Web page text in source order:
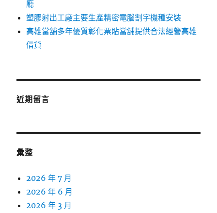
廳
塑膠射出工廠主要生產精密電腦割字機種安裝
高雄當舖多年優質彰化票貼當舖提供合法經營高雄
借貸
近期留言
彙整
2026 年 7 月
2026 年 6 月
2026 年 3 月